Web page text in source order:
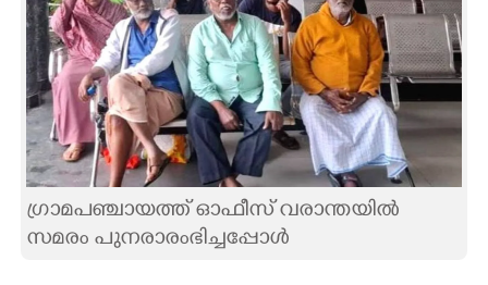
INFO+
ART
ASTRO
CARTOONS
ഗ്രാമപഞ്ചായത്ത് ഓഫീസ് വരാന്തയിൽ
സമരം പുനരാരംഭിച്ചപ്പോൾ